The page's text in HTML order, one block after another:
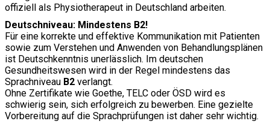
offiziell als Physiotherapeut in Deutschland arbeiten.
Deutschniveau: Mindestens B2!
Für eine korrekte und effektive Kommunikation mit Patienten
sowie zum Verstehen und Anwenden von Behandlungsplänen
ist Deutschkenntnis unerlässlich. Im deutschen
Gesundheitswesen wird in der Regel mindestens das
Sprachniveau B2 verlangt.
Ohne Zertifikate wie Goethe, TELC oder ÖSD wird es
schwierig sein, sich erfolgreich zu bewerben. Eine gezielte
Vorbereitung auf die Sprachprüfungen ist daher sehr wichtig.